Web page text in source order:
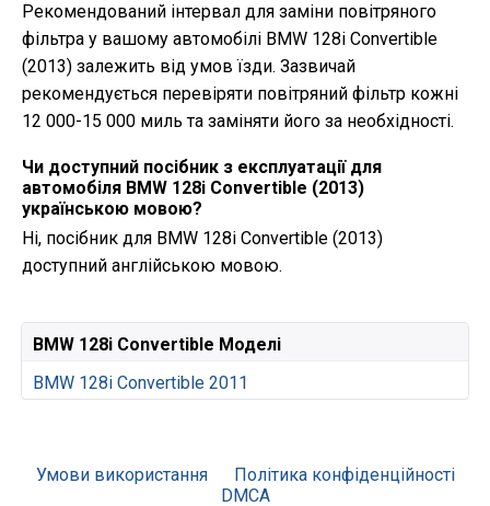
Рекомендований інтервал для заміни повітряного
фільтра у вашому автомобілі BMW 128i Convertible
(2013) залежить від умов їзди. Зазвичай
рекомендується перевіряти повітряний фільтр кожні
12 000-15 000 миль та заміняти його за необхідності.
Чи доступний посібник з експлуатації для
автомобіля BMW 128i Convertible (2013)
українською мовою?
Ні, посібник для BMW 128i Convertible (2013)
доступний англійською мовою.
BMW 128i Convertible Моделі
BMW 128i Convertible 2011
Умови використання
Політика конфіденційності
DMCA